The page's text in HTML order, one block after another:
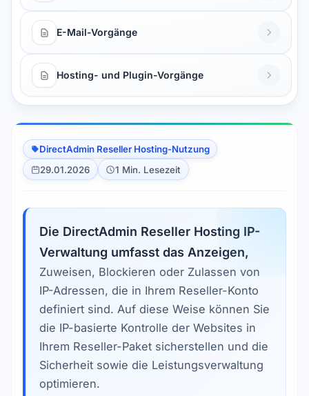
E-Mail-Vorgänge
Hosting- und Plugin-Vorgänge
DirectAdmin Reseller Hosting-Nutzung
29.01.2026
1 Min. Lesezeit
Die DirectAdmin Reseller Hosting IP-
Verwaltung umfasst das Anzeigen,
Zuweisen, Blockieren oder Zulassen von
IP-Adressen, die in Ihrem Reseller-Konto
definiert sind. Auf diese Weise können Sie
die IP-basierte Kontrolle der Websites in
Ihrem Reseller-Paket sicherstellen und die
Sicherheit sowie die Leistungsverwaltung
optimieren.